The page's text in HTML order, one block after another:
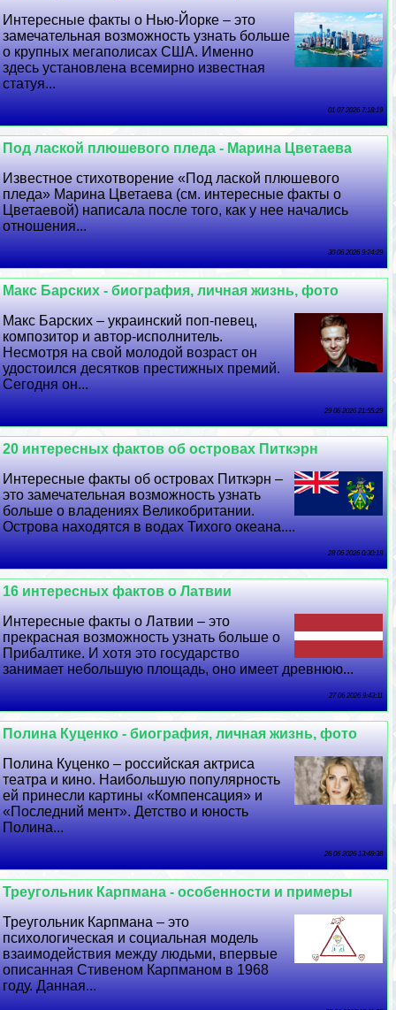
Интересные факты о Нью-Йорке – это
замечательная возможность узнать больше
о крупных мегаполисах США. Именно
здесь установлена всемирно известная
статуя...
01 07 2026 7:18:19
Под лаской плюшевого пледа - Марина Цветаева
Известное стихотворение «Под лаской плюшевого
пледа» Марина Цветаева (см. интересные факты о
Цветаевой) написала после того, как у нее начались
отношения...
30 06 2026 9:24:29
Макс Барских - биография, личная жизнь, фото
Макс Барских – украинский поп-певец,
композитор и автор-исполнитель.
Несмотря на свой молодой возраст он
удостоился десятков престижных премий.
Сегодня он...
29 06 2026 21:55:29
20 интересных фактов об островах Питкэрн
Интересные факты об островах Питкэрн –
это замечательная возможность узнать
больше о владениях Великобритании.
Острова находятся в водах Тихого океана....
28 06 2026 0:30:18
16 интересных фактов о Латвии
Интересные факты о Латвии – это
прекрасная возможность узнать больше о
Прибалтике. И хотя это государство
занимает небольшую площадь, оно имеет древнюю...
27 06 2026 9:43:11
Полина Куценко - биография, личная жизнь, фото
Полина Куценко – российская актриса
театра и кино. Наибольшую популярность
ей принесли картины «Компенсация» и
«Последний мент». Детство и юность
Полина...
26 06 2026 13:48:38
Треугольник Карпмана - особенности и примеры
Треугольник Карпмана – это
психологическая и социальная модель
взаимодействия между людьми, впервые
описанная Стивеном Карпманом в 1968
году. Данная...